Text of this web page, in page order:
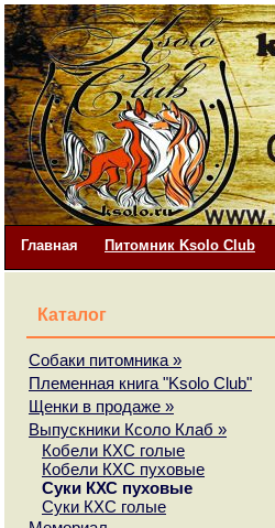
Главная Питомник Ksolo Club
Каталог
Собаки питомника »
Племенная книга "Ksolo Club"
Щенки в продаже »
Выпускники Ксоло Клаб »
Кобели КХС голые
Кобели КХС пуховые
Суки КХС пуховые
Суки КХС голые